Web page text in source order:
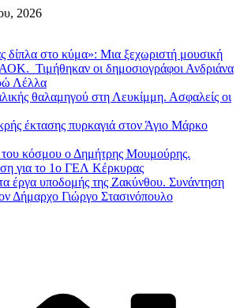
2026
δίπλα στο κύμα»: Μια ξεχωριστή μουσική
Τιμήθηκαν οι δημοσιογράφοι Ανδριάνα
Λέλλα
θαλαμηγού στη Λευκίμμη. Ασφαλείς οι
έκτασης πυρκαγιά στον Άγιο Μάρκο
κόσμου ο Δημήτρης Μουμούρης.
για το 1ο ΓΕΛ Κέρκυρας
έργα υποδομής της Ζακύνθου. Συνάντηση
Δήμαρχο Γιώργο Στασινόπουλο